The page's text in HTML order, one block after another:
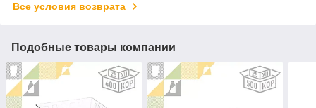
Все условия возврата
Подобные товары компании